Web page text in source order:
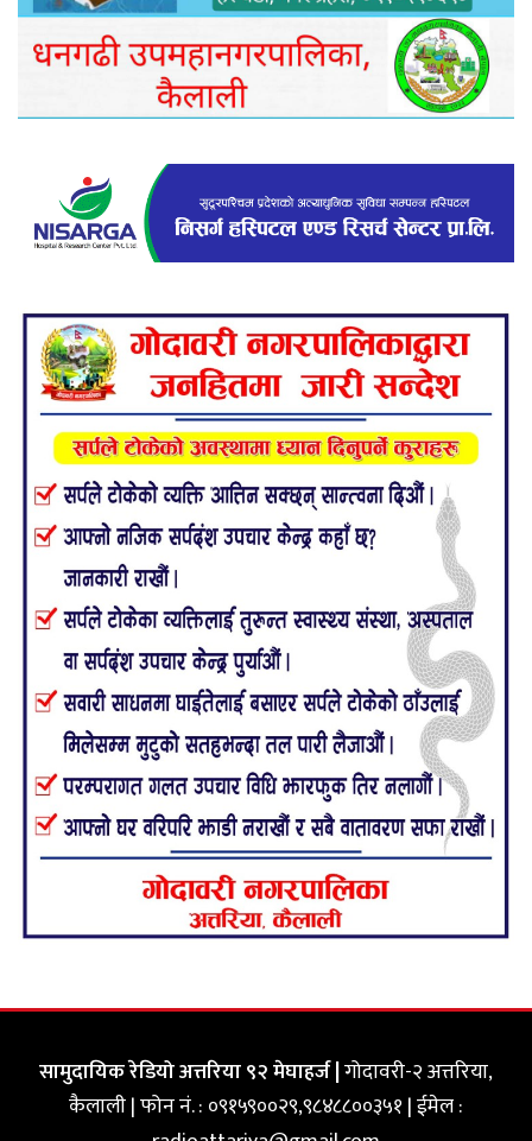
सामुदायिक रेडियो अत्तरिया ९२ मेघाहर्ज |गोदावरी-२ अत्तरिया,
कैलाली | फोन नं. : ०९१५९००२९,९८४८८००३५१ | ईमेल :